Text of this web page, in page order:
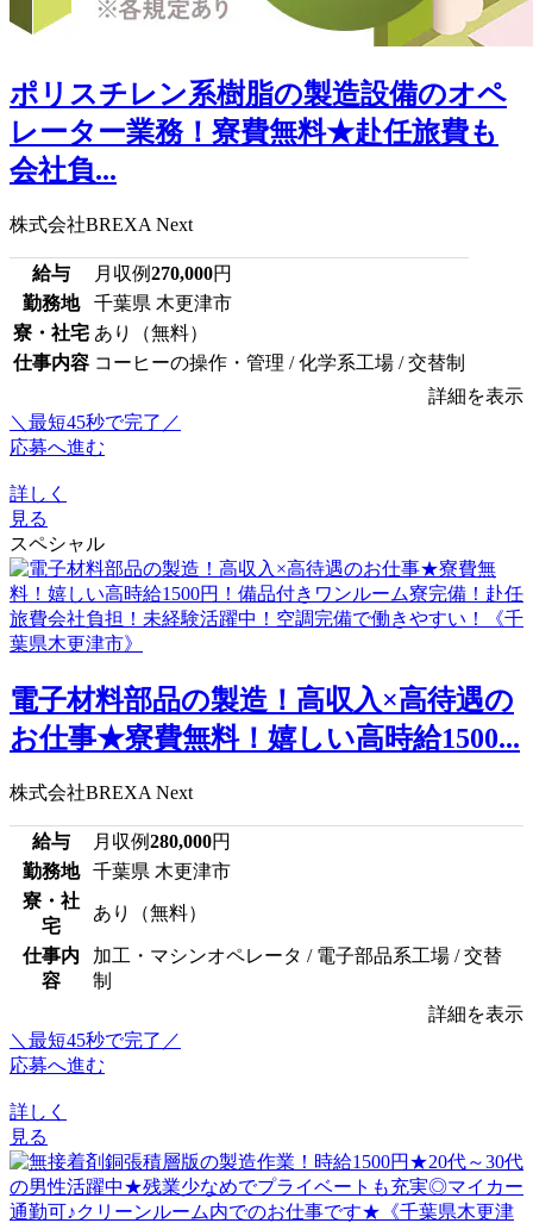
ポリスチレン系樹脂の製造設備のオペ
レーター業務！寮費無料★赴任旅費も
会社負...
株式会社BREXA Next
給与 月収例270,000円
勤務地
千葉県 木更津市
寮・社宅 あり（無料）
仕事内容 コーヒーの操作・管理 / 化学系工場 / 交替制
詳細を表示
＼最短45秒で完了／
応募へ進む
詳しく
見る
スペシャル
電子材料部品の製造！高収入×高待遇の
お仕事★寮費無料！嬉しい高時給1500...
株式会社BREXA Next
給与 月収例280,000円
勤務地
千葉県 木更津市
寮・社
宅
あり（無料）
仕事内
容
加工・マシンオペレータ / 電子部品系工場 / 交替
制
詳細を表示
＼最短45秒で完了／
応募へ進む
詳しく
見る